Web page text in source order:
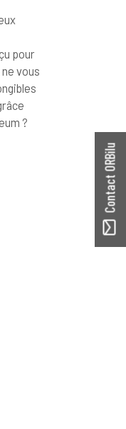
pour
vous
?
Contact ORBilu